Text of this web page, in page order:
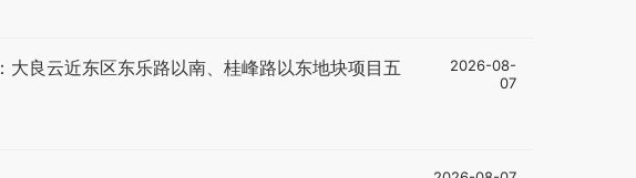
良云近东区东乐路以南、桂峰路以东地块项目五
2026-08-
07